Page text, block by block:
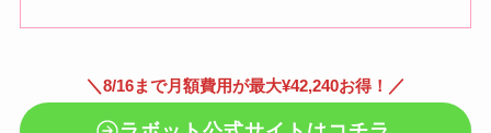
＼ 8/16まで月額費用が最大¥42,240お得！ ／